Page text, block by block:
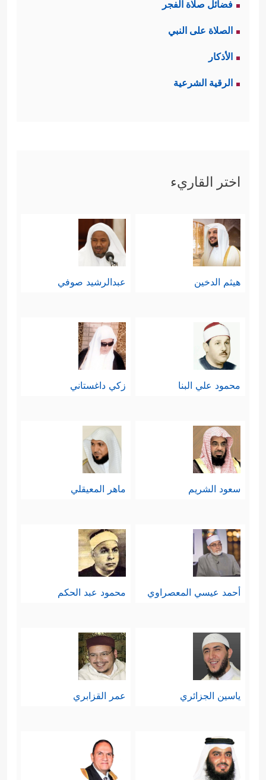
فضائل صلاة الفجر
الصلاة على النبي
الأذكار
الرقية الشرعية
اختر القاريء
هيثم الدخين عبدالرشيد صوفي
محمود علي البنا زكي داغستاني
سعود الشريم ماهر المعيقلي
أحمد عيسي المعصراوي محمود عبد الحكم
ياسين الجزائري عمر القزابري